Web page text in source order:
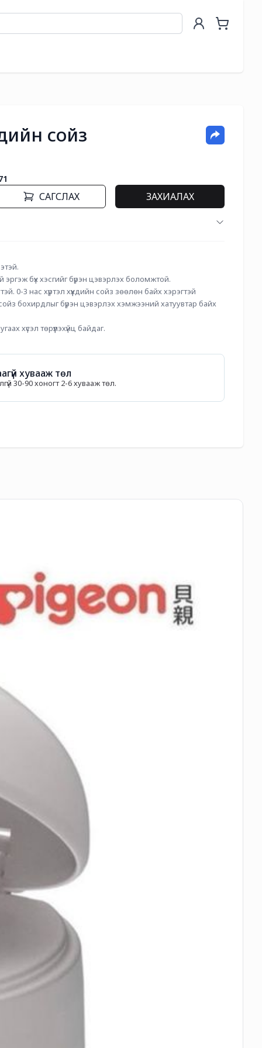
сойз
САГСЛАХ ЗАХИАЛАХ
эргэж бүх хэсгийг бүрэн цэвэрлэх боломжтой.
0-3 нас хүртэл хүүхдийн сойз зөөлөн байх хэрэгтэй
бохирдлыг бүрэн цэвэрлэх хэмжээний хатуувтар байх
хүсэл төрүүлэхүйц байдаг.
хувааж төл
30-90 хоногт 2-6 хувааж төл.